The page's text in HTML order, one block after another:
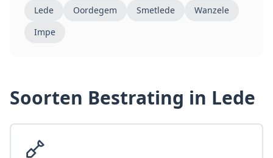
Lede Oordegem Smetlede
Wanzele
Impe
Soorten Bestrating in Lede